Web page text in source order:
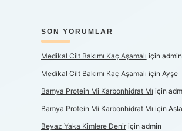
SON YORUMLAR
Medikal Cilt Bakımı Kaç Aşamalı için admin
Medikal Cilt Bakımı Kaç Aşamalı için Ayşe
Bamya Protein Mi Karbonhidrat Mı için
Bamya Protein Mi Karbonhidrat Mı için
Beyaz Yaka Kimlere Deniriçin admin